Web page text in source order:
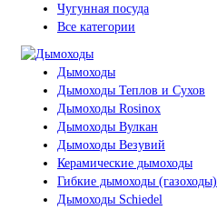
Чугунная посуда
Все категории
Дымоходы
Дымоходы Теплов и Сухов
Дымоходы Rosinox
Дымоходы Вулкан
Дымоходы Везувий
Керамические дымоходы
Гибкие дымоходы (газоходы)
Дымоходы Schiedel